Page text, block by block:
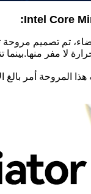
تم تصميم مروحة
لا مفر
هذا المروحة أمر